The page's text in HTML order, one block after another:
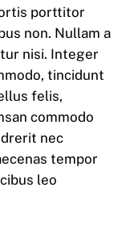
porttitor
non. Nullam a
nisi. Integer
tincidunt
felis,
commodo
nec
tempor
leo